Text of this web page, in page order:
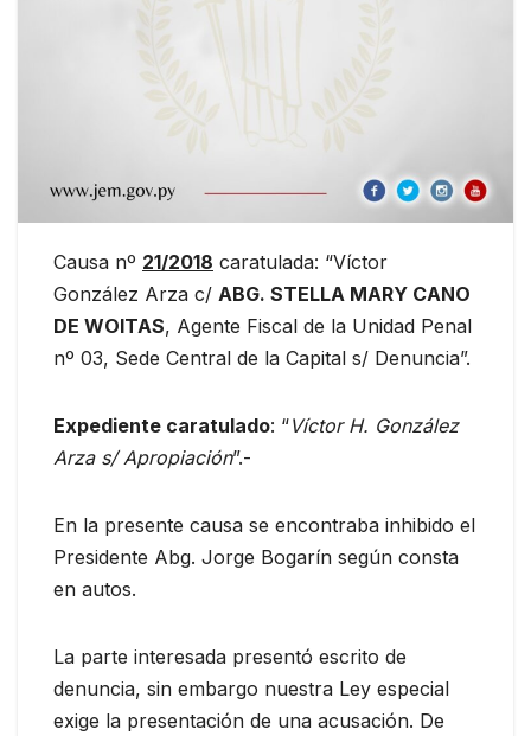
Causa nº 21/2018 caratulada: “Víctor
González Arza c/ ABG. STELLA MARY CANO
DE WOITAS, Agente Fiscal de la Unidad Penal
nº 03, Sede Central de la Capital s/ Denuncia”.
Expediente caratulado: “Víctor H. González
Arza s/ Apropiación”.-
En la presente causa se encontraba inhibido el
Presidente Abg. Jorge Bogarín según consta
en autos.
La parte interesada presentó escrito de
denuncia, sin embargo nuestra Ley especial
exige la presentación de una acusación. De